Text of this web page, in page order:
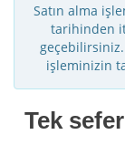
Satın alma
tarihinden
işleminizin
Tek